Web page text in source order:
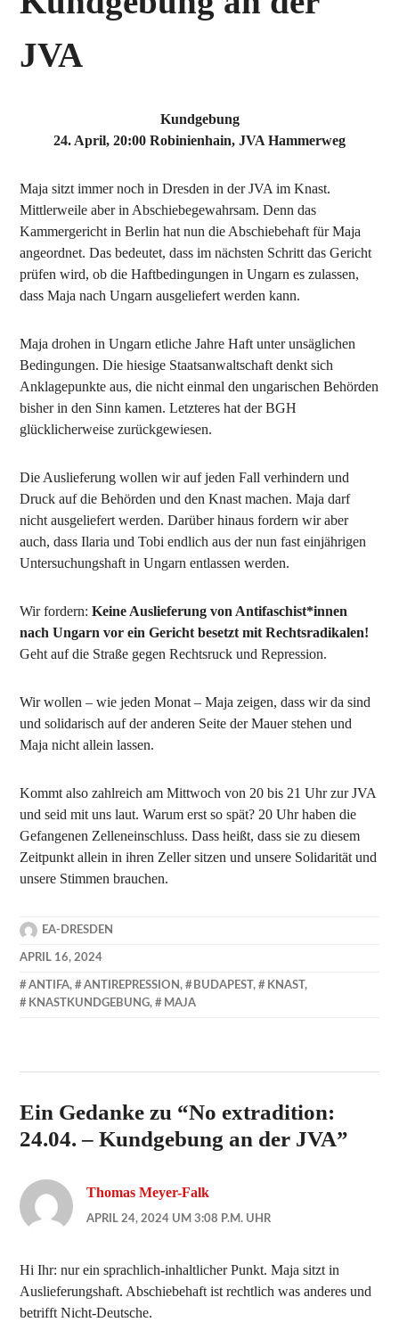
JVA
Kundgebung
24. April, 20:00 Robinienhain, JVA Hammerweg
Maja sitzt immer noch in Dresden in der JVA im Knast.
Mittlerweile aber in Abschiebegewahrsam. Denn das
Kammergericht in Berlin hat nun die Abschiebehaft für Maja
angeordnet. Das bedeutet, dass im nächsten Schritt das Gericht
prüfen wird, ob die Haftbedingungen in Ungarn es zulassen,
dass Maja nach Ungarn ausgeliefert werden kann.
Maja drohen in Ungarn etliche Jahre Haft unter unsäglichen
Bedingungen. Die hiesige Staatsanwaltschaft denkt sich
Anklagepunkte aus, die nicht einmal den ungarischen Behörden
bisher in den Sinn kamen. Letzteres hat der BGH
glücklicherweise zurückgewiesen.
Die Auslieferung wollen wir auf jeden Fall verhindern und
Druck auf die Behörden und den Knast machen. Maja darf
nicht ausgeliefert werden. Darüber hinaus fordern wir aber
auch, dass Ilaria und Tobi endlich aus der nun fast einjährigen
Untersuchungshaft in Ungarn entlassen werden.
Wir fordern: Keine Auslieferung von Antifaschist*innen
nach Ungarn vor ein Gericht besetzt mit Rechtsradikalen!
Geht auf die Straße gegen Rechtsruck und Repression.
Wir wollen – wie jeden Monat – Maja zeigen, dass wir da sind
und solidarisch auf der anderen Seite der Mauer stehen und
Maja nicht allein lassen.
Kommt also zahlreich am Mittwoch von 20 bis 21 Uhr zur JVA
und seid mit uns laut. Warum erst so spät? 20 Uhr haben die
Gefangenen Zelleneinschluss. Dass heißt, dass sie zu diesem
Zeitpunkt allein in ihren Zeller sitzen und unsere Solidarität und
unsere Stimmen brauchen.
EA-DRESDEN
APRIL 16, 2024
ANTIFA, ANTIREPRESSION, BUDAPEST, KNAST ,
KNASTKUNDGEBUNG, MAJA
Ein Gedanke zu “No extradition:
24.04. – Kundgebung an der JVA”
Thomas Meyer-Falk
APRIL 24, 2024 UM 3:08 P.M. UHR
Hi Ihr: nur ein sprachlich-inhaltlicher Punkt. Maja sitzt in
Auslieferungshaft. Abschiebehaft ist rechtlich was anderes und
betrifft Nicht-Deutsche.